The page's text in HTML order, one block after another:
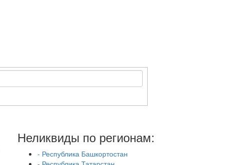
Неликвиды по регионам:
- Республика Башкортостан